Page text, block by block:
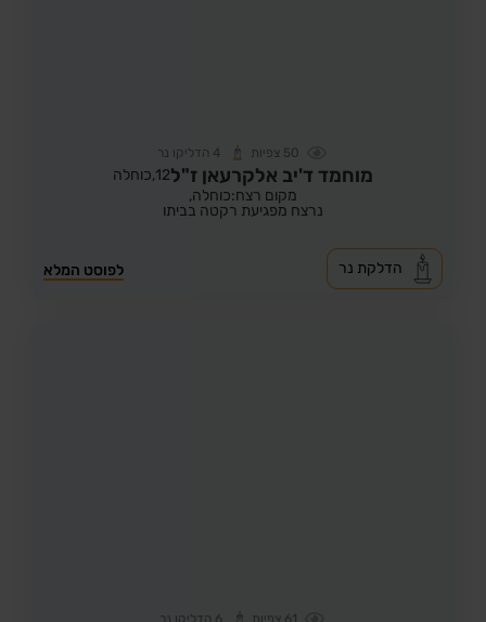
50 צפיות 4 הדליקו נר
מוחמד ד'יב אלקרעאן ז"ל12, כוחלה
מקום רצח:כוחלה,
נרצח מפגיעת רקטה בביתו
לפוסט המלא הדלקת נר
61 צפיות 6 הדליקו נר